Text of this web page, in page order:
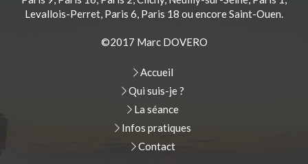
Levallois-Perret, Paris 6, Paris 18 ou encore Saint-Ouen.
©2017 Marc DOVERO
Accueil
Qui suis-je ?
La séance
Infos pratiques
Contact